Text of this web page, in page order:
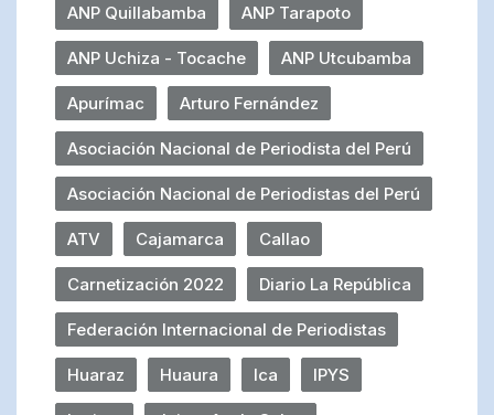
ANP Quillabamba ANP Tarapoto
ANP Uchiza - Tocache ANP Utcubamba
Apurímac Arturo Fernández
Asociación Nacional de Periodista del Perú
Asociación Nacional de Periodistas del Perú
ATV Cajamarca Callao
Carnetización 2022 Diario La República
Federación Internacional de Periodistas
Huaraz Huaura Ica IPYS